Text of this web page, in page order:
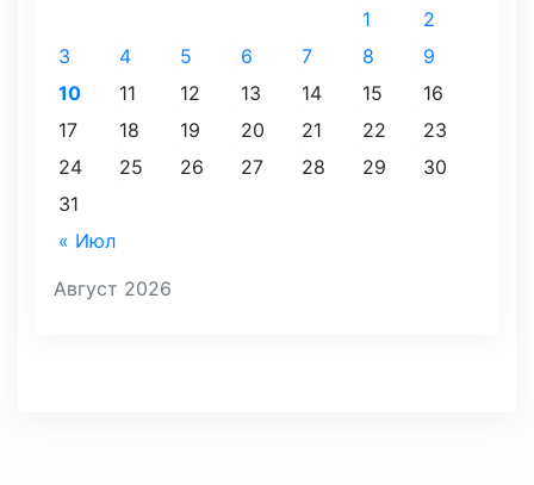
Август 2026
« Июл
1
2
3
4 5 6 7 8
9
10
11 12 13 14 15
16
17
18 19 20 21 22
23
24
25 26 27 28 29
30
31